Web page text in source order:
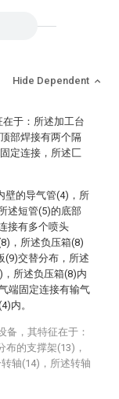
Hide Dependent
于：所述加工台
部焊接有两个隔
定连接，所述匚
壁的导气管(4)，所
述短管(5)的底部
接有多个喷头
，所述负压箱(8)
(9)交替分布，所述
所述负压箱(8)内
端固定连接有输气
内。
备，其特征在于：
布的支撑架(13)，
轴(14)，所述转轴